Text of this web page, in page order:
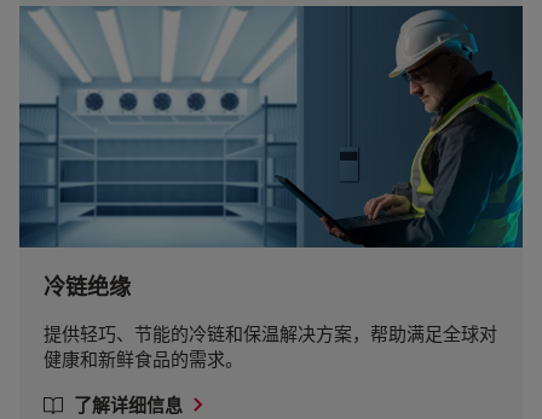
冷链绝缘
提供轻巧、节能的冷链和保温解决方案，帮助满足全球对
健康和新鲜食品的需求。
了解详细信息